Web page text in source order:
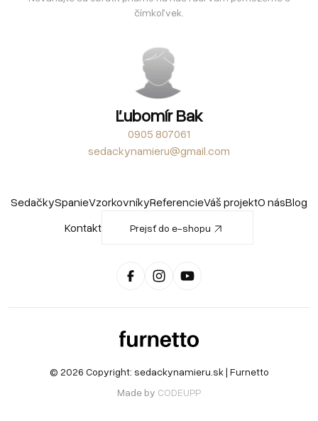
čímkoľvek.
Ľubomír Bak
0905 807061
sedackynamieru@gmail.com
SedačkySpanieVzorkovníkyReferencieVáš projektO násBlog
Kontakt
Prejsť do e-shopu
© 2026 Copyright: sedackynamieru.sk| Furnetto
Made by CODEUPP